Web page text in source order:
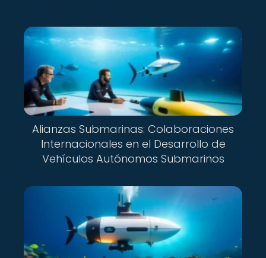
Alianzas Submarinas: Colaboraciones
Internacionales en el Desarrollo de
Vehículos Autónomos Submarinos